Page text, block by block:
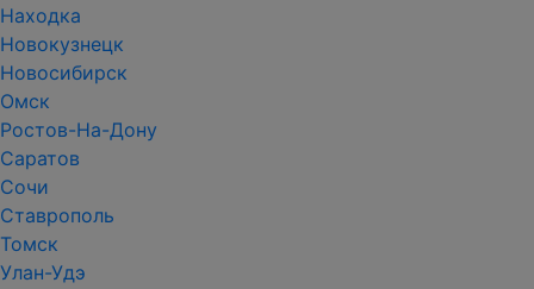
Находка
Новокузнецк
Новосибирск
Омск
Ростов-На-Дону
Саратов
Сочи
Ставрополь
Томск
Улан-Удэ